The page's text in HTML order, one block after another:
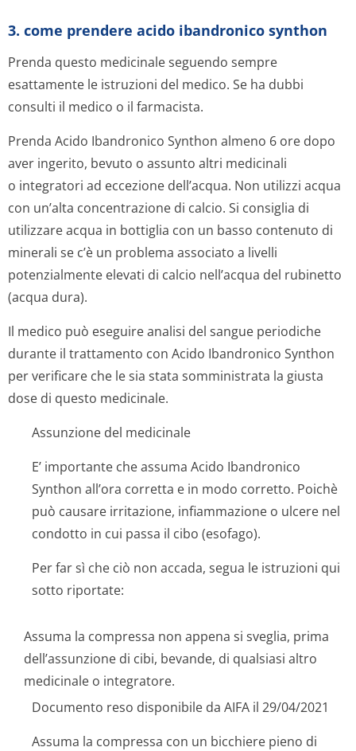
3. come prendere acido ibandronico synthon
Prenda questo medicinale seguendo sempre
esattamente le istruzioni del medico. Se ha dubbi
consulti il medico o il farmacista.
Prenda Acido Ibandronico Synthon almeno 6 ore dopo
aver ingerito, bevuto o assunto altri medicinali
o integratori ad eccezione dell’acqua. Non utilizzi acqua
con un’alta concentrazione di calcio. Si consiglia di
utilizzare acqua in bottiglia con un basso contenuto di
minerali se c’è un problema associato a livelli
potenzialmente elevati di calcio nell’acqua del rubinetto
(acqua dura).
Il medico può eseguire analisi del sangue periodiche
durante il trattamento con Acido Ibandronico Synthon
per verificare che le sia stata somministrata la giusta
dose di questo medicinale.
Assunzione del medicinale
E’ importante che assuma Acido Ibandronico
Synthon all’ora corretta e in modo corretto. Poichè
può causare irritazione, infiammazione o ulcere nel
condotto in cui passa il cibo (esofago).
Per far sì che ciò non accada, segua le istruzioni qui
sotto riportate:
Assuma la compressa non appena si sveglia, prima
dell’assunzione di cibi, bevande, di qualsiasi altro
medicinale o integratore.
Documento reso disponibile da AIFA il 29/04/2021
Assuma la compressa con un bicchiere pieno di